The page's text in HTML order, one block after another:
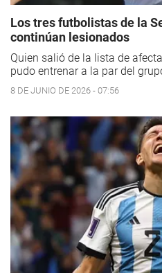
Los tres futbolistas de la
continúan lesionados
Quien salió de la lista de
pudo entrenar a la par del
8 DE JUNIO DE 2026 - 07:56